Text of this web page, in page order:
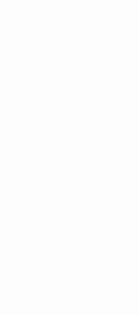
ее к
сбыться.
НКВД,